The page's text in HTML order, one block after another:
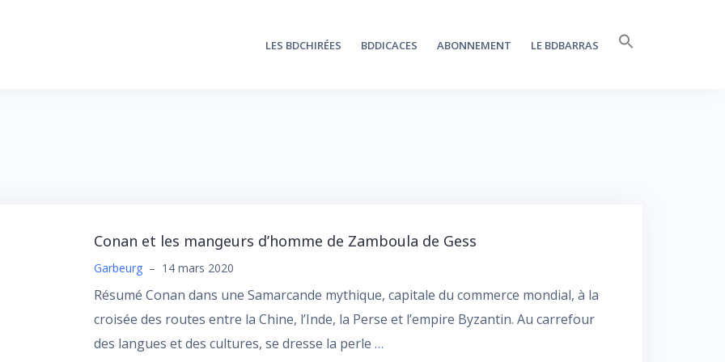
LES BDCHIRÉES BDDICACES ABONNEMENT LE BDBARRAS
Conan et les mangeurs d’homme de Zamboula de Gess
Garbeurg – 14 mars 2020
Résumé Conan dans une Samarcande mythique, capitale du commerce mondial, à la
croisée des routes entre la Chine, l’Inde, la Perse et l’empire Byzantin. Au carrefour
des langues et des cultures, se dresse la perle …